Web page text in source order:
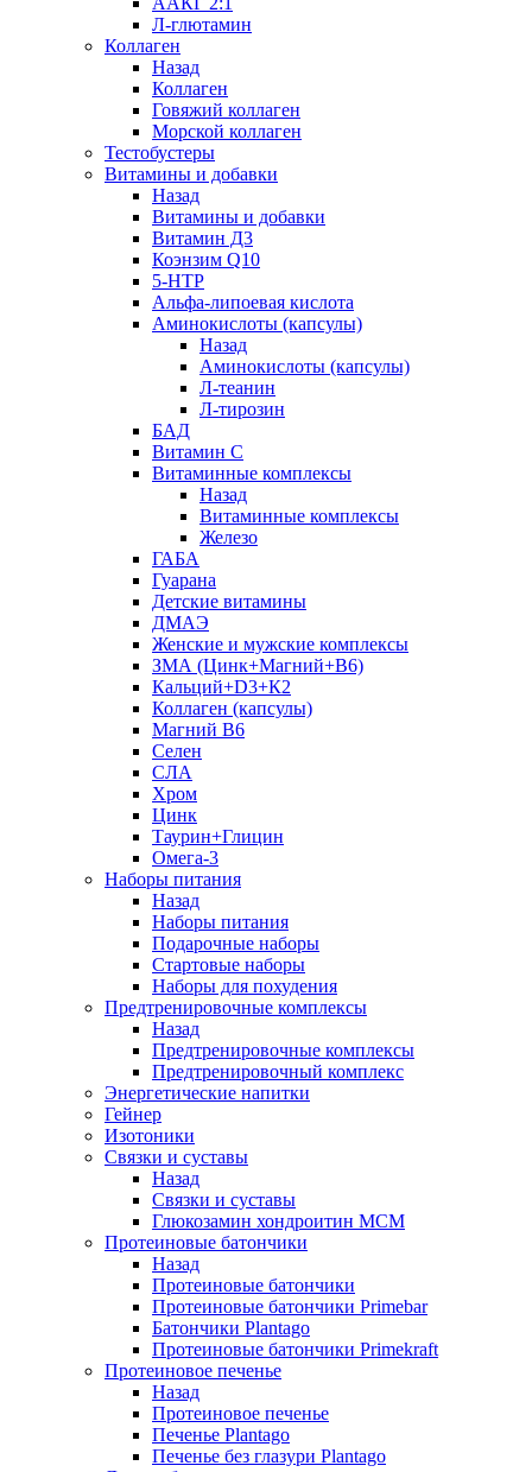
Л-глютамин
Коллаген
Назад
Коллаген
Говяжий коллаген
Морской коллаген
Тестобустеры
Витамины и добавки
Назад
Витамины и добавки
Витамин Д3
Коэнзим Q10
5-HTP
Альфа-липоевая кислота
Аминокислоты (капсулы)
Назад
Аминокислоты (капсулы)
Л-теанин
Л-тирозин
БАД
Витамин С
Витаминные комплексы
Назад
Витаминные комплексы
Железо
ГАБА
Гуарана
Детские витамины
ДМАЭ
Женские и мужские комплексы
ЗМА (Цинк+Магний+В6)
Кальций+D3+К2
Коллаген (капсулы)
Магний B6
Селен
СЛА
Хром
Цинк
Таурин+Глицин
Омега-3
Наборы питания
Назад
Наборы питания
Подарочные наборы
Стартовые наборы
Наборы для похудения
Предтренировочные комплексы
Назад
Предтренировочные комплексы
Предтренировочный комплекс
Энергетические напитки
Гейнер
Изотоники
Связки и суставы
Назад
Связки и суставы
Глюкозамин хондроитин МСМ
Протеиновые батончики
Назад
Протеиновые батончики
Протеиновые батончики Primebar
Батончики Plantago
Протеиновые батончики Primekraft
Протеиновое печенье
Назад
Протеиновое печенье
Печенье Plantago
Печенье без глазури Plantago